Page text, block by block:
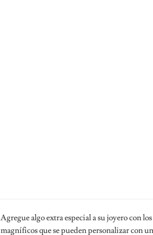
Agregue algo extra especial a su joyero con
magníficos que se pueden personalizar con